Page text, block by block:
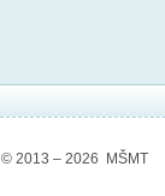
© 2013 – 2026 MŠMT